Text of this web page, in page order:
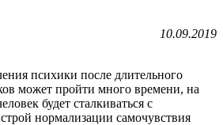
10.09.2019
психики после длительного
может пройти много времени, на
будет сталкиваться с
нормализации самочувствия